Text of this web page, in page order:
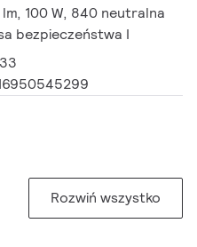
100 W, 840 neutralna
bezpieczeństwa I
Rozwiń wszystko